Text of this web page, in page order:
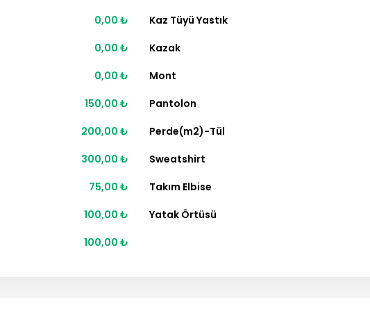
0,00 ₺ Kaz Tüyü Yastık
0,00 ₺ Kazak
0,00 ₺ Mont
150,00 ₺ Pantolon
200,00 ₺ Perde(m2)-Tül
300,00 ₺ Sweatshirt
75,00 ₺ Takım Elbise
100,00 ₺ Yatak Örtüsü
100,00 ₺